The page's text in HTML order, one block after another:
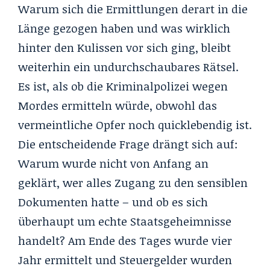
Warum sich die Ermittlungen derart in die
Länge gezogen haben und was wirklich
hinter den Kulissen vor sich ging, bleibt
weiterhin ein undurchschaubares Rätsel.
Es ist, als ob die Kriminalpolizei wegen
Mordes ermitteln würde, obwohl das
vermeintliche Opfer noch quicklebendig ist.
Die entscheidende Frage drängt sich auf:
Warum wurde nicht von Anfang an
geklärt, wer alles Zugang zu den sensiblen
Dokumenten hatte – und ob es sich
überhaupt um echte Staatsgeheimnisse
handelt? Am Ende des Tages wurde vier
Jahr ermittelt und Steuergelder wurden